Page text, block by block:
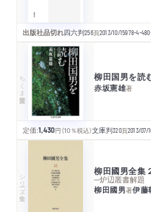
出版社品切れ四六判256頁2013/10/15978-4-
ちくま学芸文庫 柳田国男を読
赤坂憲雄著
定価:1,430円 （10％税込）文庫判320頁2013/07/
シリーズ・全集 柳田國男全
─炉辺叢書解題
柳田國男著伊藤